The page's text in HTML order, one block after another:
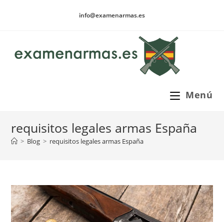
info@examenarmas.es
Menú
requisitos legales armas España
> Blog > requisitos legales armas España